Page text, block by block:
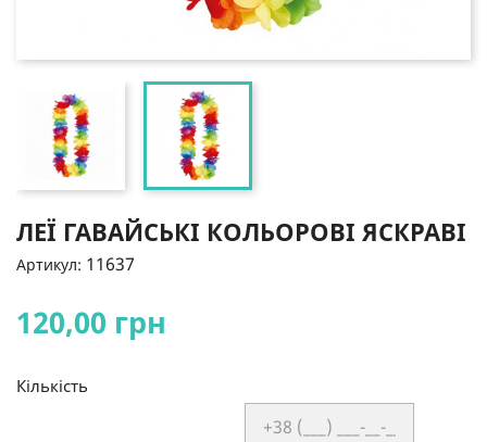
ЛЕЇ ГАВАЙСЬКІ КОЛЬОРОВІ ЯСКРАВІ
Артикул: 11637
120,00 грн
Кількість